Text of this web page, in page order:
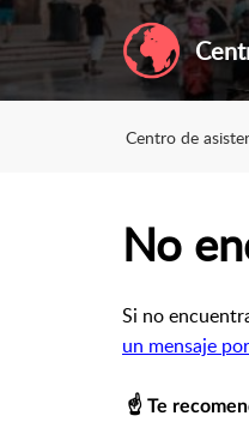
Centro de
No
Si no
un mensaje
☝️ Te